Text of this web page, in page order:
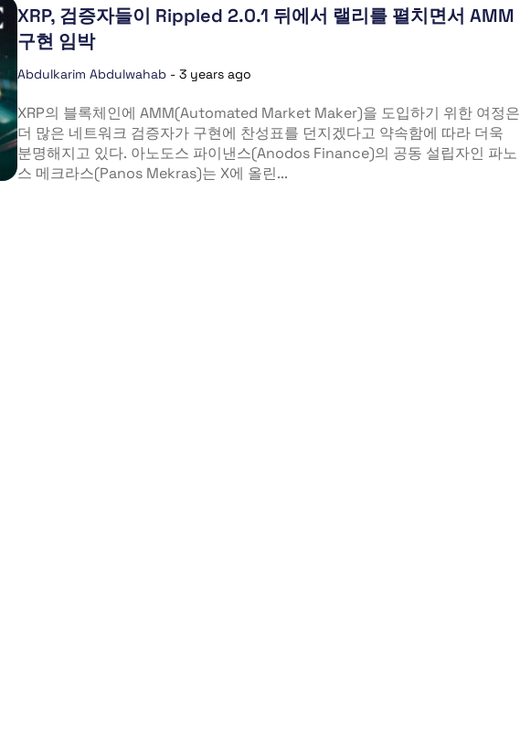
XRP, 검증자들이 Rippled 2.0.1 뒤에서 랠리를 펼치면서 AMM
구현 임박
Abdulkarim Abdulwahab - 3 years ago
XRP의 블록체인에 AMM(Automated Market Maker)을 도입하기 위한 여정은
더 많은 네트워크 검증자가 구현에 찬성표를 던지겠다고 약속함에 따라 더욱
분명해지고 있다. 아노도스 파이낸스(Anodos Finance)의 공동 설립자인 파노
스 메크라스(Panos Mekras)는 X에 올린...